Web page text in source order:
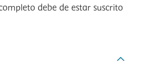
debe de estar suscrito